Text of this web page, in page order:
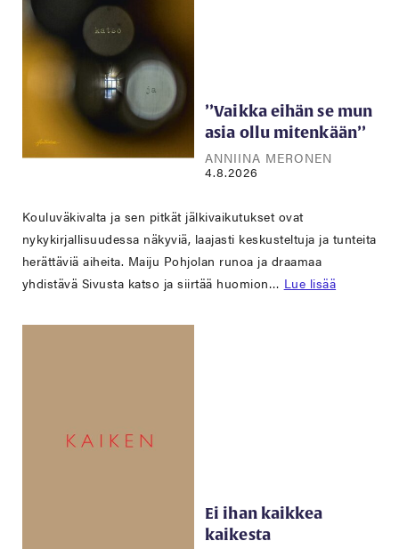
’’Vaikka eihän se mun
asia ollu mitenkään’’
ANNIINA MERONEN
4.8.2026
Kouluväkivalta ja sen pitkät jälkivaikutukset ovat
nykykirjallisuudessa näkyviä, laajasti keskusteltuja ja tunteita
herättäviä aiheita. Maiju Pohjolan runoa ja draamaa
yhdistävä Sivusta katso ja siirtää huomion… Lue lisää
Ei ihan kaikkea
kaikesta